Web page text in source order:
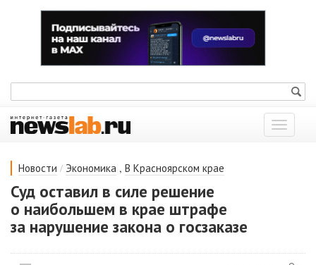
Показать
меню
Новости / Экономика , В Красноярском крае
Суд оставил в силе решение
о наибольшем в крае штрафе
за нарушение закона о госзаказе